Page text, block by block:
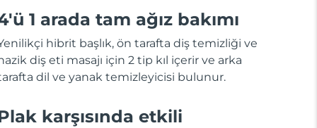
1 arada tam ağız bakımı
hibrit başlık, ön tarafta diş temizliği ve
diş eti masajı için 2 tip kıl içerir ve arka
dil ve yanak temizleyicisi bulunur.
karşısında etkili